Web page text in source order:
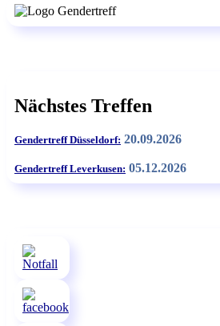
Nächstes Treffen
Gendertreff Düsseldorf: 20.09.2026
Gendertreff Leverkusen: 05.12.2026